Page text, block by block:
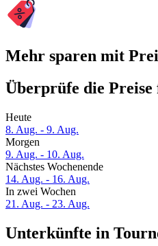
Mehr sparen mit
Überprüfe die Preise
Heute
8. Aug. - 9. Aug.
Morgen
9. Aug. - 10. Aug.
Nächstes Wochenende
14. Aug. - 16. Aug.
In zwei Wochen
21. Aug. - 23. Aug.
Unterkünfte in